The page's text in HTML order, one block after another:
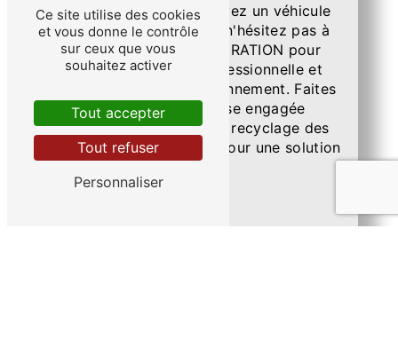
En conclusion, si vous avez un véhicule
hors d'usage à Houdan, n'hésitez pas à
contacter ROUX RECUPERATION pour
une prise en charge professionnelle et
respectueuse de l'environnement. Faites
confiance à une entreprise engagée
dans la valorisation et le recyclage des
véhicules hors d'usage pour une solution
adaptée à vos besoins.
Ce site utilise des cookies
et vous donne le contrôle
sur ceux que vous
souhaitez activer
Tout accepter
Tout refuser
Personnaliser